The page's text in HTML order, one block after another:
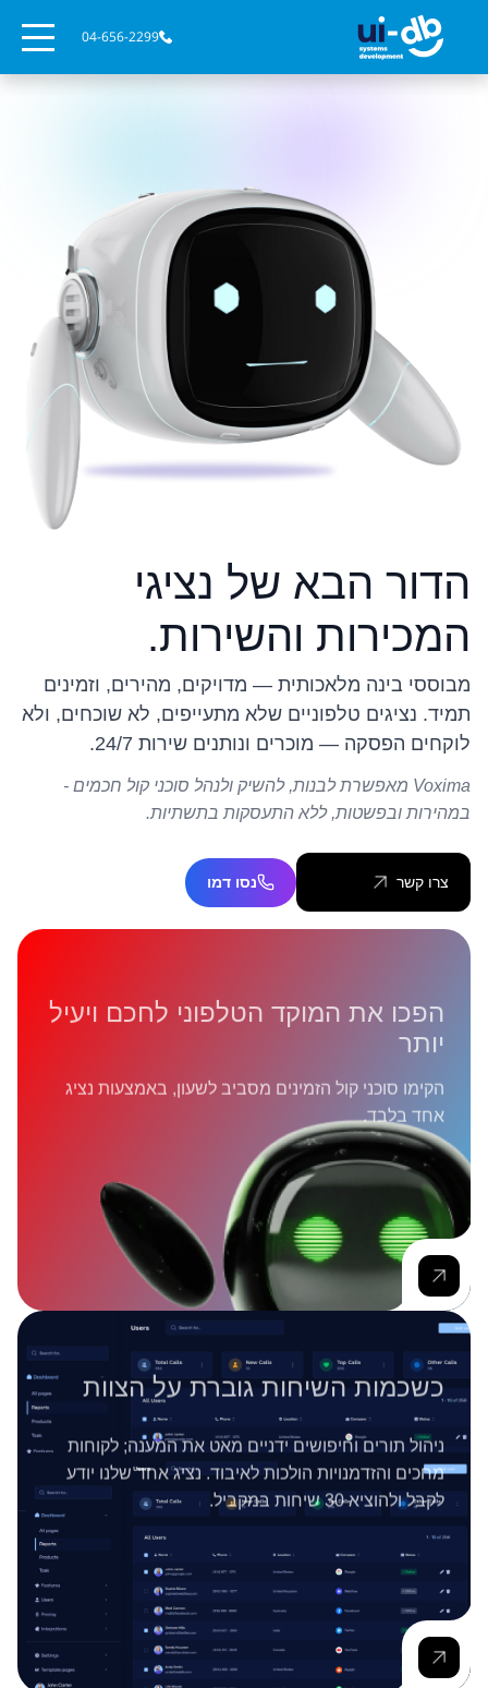
04-656-2299
הדור הבא של נציגי
המכירות והשירות.
מבוססי בינה מלאכותית — מדויקים, מהירים, וזמינים
תמיד. נציגים טלפוניים שלא מתעייפים, לא שוכחים, ולא
לוקחים הפסקה — מוכרים ונותנים שירות 24/7.
Voxima מאפשרת לבנות, להשיק ולנהל סוכני קול חכמים -
במהירות ובפשטות, ללא התעסקות בתשתיות.
צרו קשר נסו דמו
הפכו את המוקד הטלפוני לחכם ויעיל
יותר
הקימו סוכני קול הזמינים מסביב לשעון, באמצעות נציג
אחד בלבד.
כשכמות השיחות גוברת על הצוות
ניהול תורים וחיפושים ידניים מאט את המענה; לקוחות
מחכים והזדמנויות הולכות לאיבוד. נציג אחד שלנו יודע
לקבל ולהוציא 30 שיחות במקביל.